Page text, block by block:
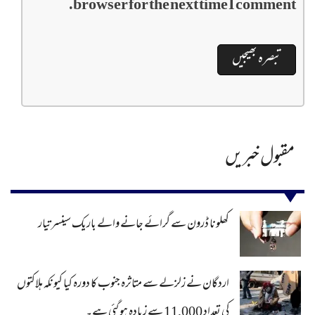
browser for the next time I comment.
مقبول خبریں
کھلونا ڈرون سے گرائے جانے والے باریک سینسر تیار
اردگان نے زلزلے سے متاثرہ جنوب کا دورہ کیا کیونکہ ہلاکتوں